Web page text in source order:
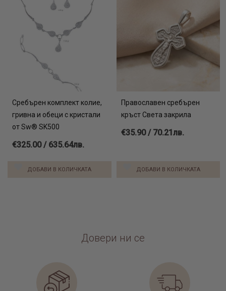
Сребърен комплект колие,
гривна и обеци с кристали
от Sw® SK500
€325.00 / 635.64лв.
ДОБАВИ В КОЛИЧКАТА
Православен сребърен
кръст Света закрила
€35.90 / 70.21лв.
ДОБАВИ В КОЛИЧКАТА
Довери ни се